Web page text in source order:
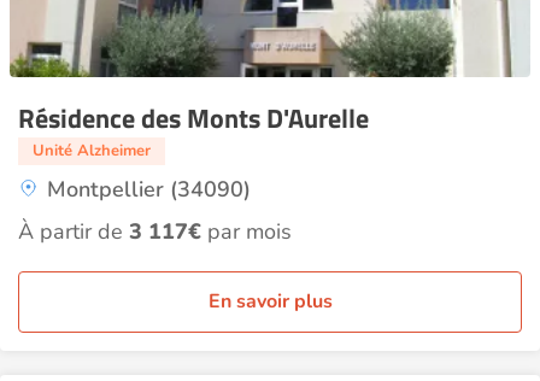
Résidence des Monts D'Aurelle
Unité Alzheimer
Montpellier (34090)
À partir de 3 117€ par mois
En savoir plus